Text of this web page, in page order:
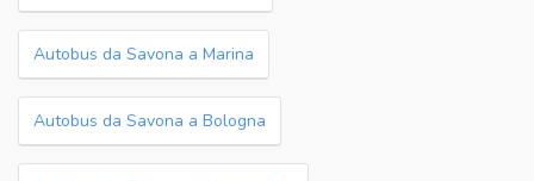
Autobus da Savona a Marina
Autobus da Savona a Bologna